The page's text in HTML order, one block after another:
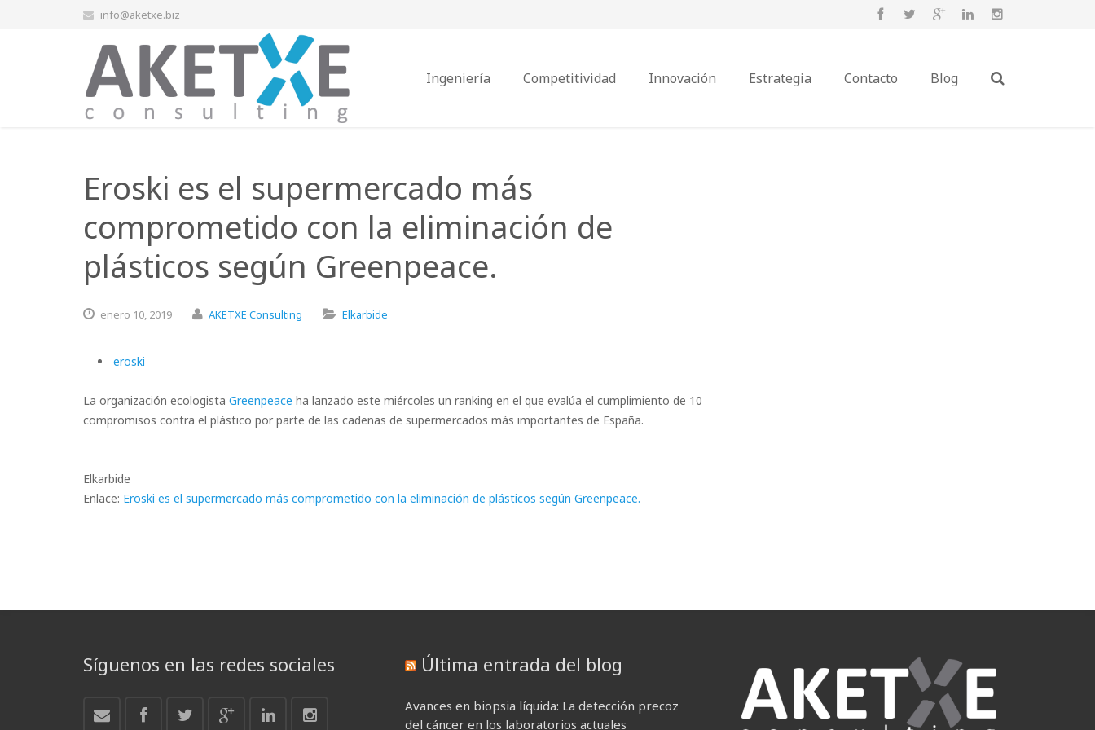
info@aketxe.biz
Ingeniería Competitividad Innovación Estrategia Contacto Blog
Eroski es el supermercado más
comprometido con la eliminación de
plásticos según Greenpeace.
enero 10, 2019 AKETXE Consulting Elkarbide
eroski
La organización ecologista Greenpeace ha lanzado este miércoles un ranking en el que evalúa el cumplimiento de 10
compromisos contra el plástico por parte de las cadenas de supermercados más importantes de España.
Elkarbide
Enlace: Eroski es el supermercado más comprometido con la eliminación de plásticos según Greenpeace.
Síguenos en las redes sociales Última entrada del blog
Avances en biopsia líquida: La detección precoz
del cáncer en los laboratorios actuales